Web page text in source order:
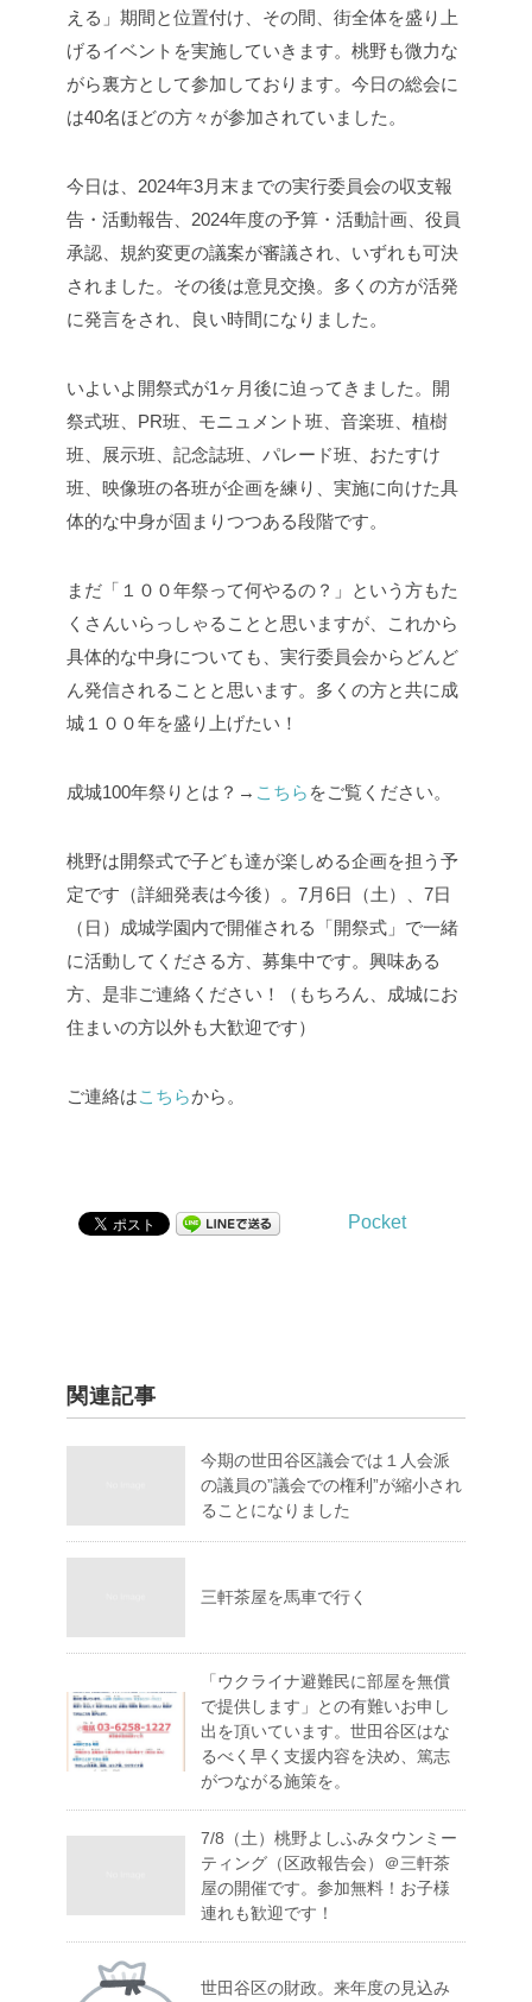
える」期間と位置付け、その間、街全体を盛り上
げるイベントを実施していきます。桃野も微力な
がら裏方として参加しております。今日の総会に
は40名ほどの方々が参加されていました。
今日は、2024年3月末までの実行委員会の収支報
告・活動報告、2024年度の予算・活動計画、役員
承認、規約変更の議案が審議され、いずれも可決
されました。その後は意見交換。多くの方が活発
に発言をされ、良い時間になりました。
いよいよ開祭式が1ヶ月後に迫ってきました。開
祭式班、PR班、モニュメント班、音楽班、植樹
班、展示班、記念誌班、パレード班、おたすけ
班、映像班の各班が企画を練り、実施に向けた具
体的な中身が固まりつつある段階です。
まだ「１００年祭って何やるの？」という方もた
くさんいらっしゃることと思いますが、これから
具体的な中身についても、実行委員会からどんど
ん発信されることと思います。多くの方と共に成
城１００年を盛り上げたい！
成城100年祭りとは？→ こちら をご覧ください。
桃野は開祭式で子ども達が楽しめる企画を担う予
定です（詳細発表は今後）。7月6日（土）、7日
（日）成城学園内で開催される「開祭式」で一緒
に活動してくださる方、募集中です。興味ある
方、是非ご連絡ください！（もちろん、成城にお
住まいの方以外も大歓迎です）
ご連絡はこちらから。
Pocket
関連記事
今期の世田谷区議会では１人会派
の議員の”議会での権利”が縮小され
ることになりました
三軒茶屋を馬車で行く
「ウクライナ避難民に部屋を無償
で提供します」との有難いお申し
出を頂いています。世田谷区はな
るべく早く支援内容を決め、篤志
がつながる施策を。
7/8（土）桃野よしふみタウンミー
ティング（区政報告会）＠三軒茶
屋の開催です。参加無料！お子様
連れも歓迎です！
世田谷区の財政。来年度の見込み